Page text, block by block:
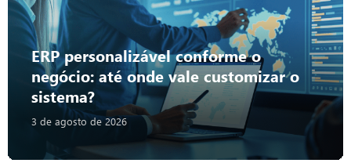
ERP personalizável conforme o
negócio: até onde vale customizar o
sistema?
3 de agosto de 2026